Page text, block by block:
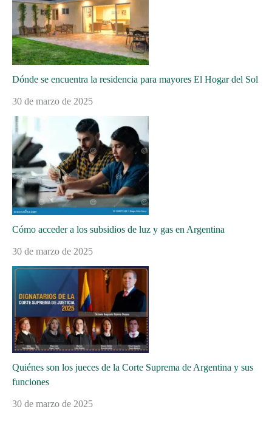
Dónde se encuentra la residencia para mayores El Hogar del Sol
30 de marzo de 2025
Cómo acceder a los subsidios de luz y gas en Argentina
30 de marzo de 2025
Quiénes son los jueces de la Corte Suprema de Argentina y sus
funciones
30 de marzo de 2025